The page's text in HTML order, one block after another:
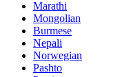
Marathi
Mongolian
Burmese
Nepali
Norwegian
Pashto